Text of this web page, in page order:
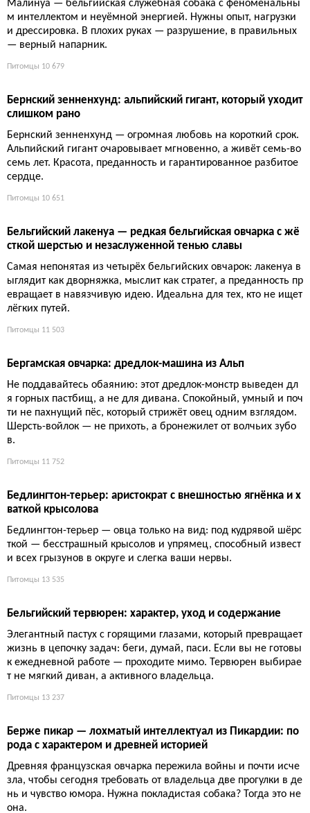
Питомцы 8 667
Бельгийская овчарка: чёрный вихрь, который требует рек
ордов
Эта чёрная молния готова пасти кого угодно — хоть овец, хот
бельгиец устроит забег по вашим нервам и мебели. Умные,
выносливые и безжалостно энергичные, они либо становятс
отовленного хозяина.
Питомцы 10 543
Малинуа: бельгийская служебная порода — характер, др
Малинуа — бельгийская служебная собака с феноменальны
м интеллектом и неуёмной энергией. Нужны опыт, нагрузки
— верный напарник.
Питомцы 10 679
Бернский зенненхунд: альпийский гигант, который уходит
Бернский зенненхунд — огромная любовь на короткий срок.
семь лет. Красота, преданность и гарантированное разбитое
сердце.
Питомцы 10 651
Бельгийский лакенуа — редкая бельгийская овчарка с жё
Самая непонятая из четырёх бельгийских овчарок: лакенуа в
ыглядит как дворняжка, мыслит как стратег, а преданность пр
лёгких путей.
Питомцы 11 503
Не поддавайтесь обаянию: этот дредлок-монстр выведен дл
ти не пахнущий пёс, который стрижёт овец одним взглядом.
Шерсть-войлок — не прихоть, а бронежилет от волчьих зубо
в.
Бедлингтон-терьер: аристократ с внешностью ягнёнка и х
ваткой крысолова
ткой — бесстрашный крысолов и упрямец, способный извест
и всех грызунов в округе и слегка ваши нервы.
Питомцы